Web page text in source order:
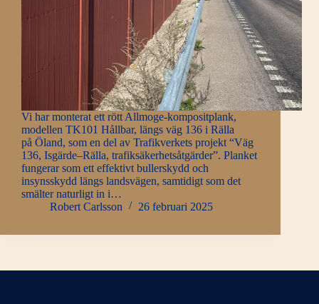
Vi har monterat ett rött Allmoge-kompositplank,
modellen TK101 Hållbar, längs väg 136 i Rälla
på Öland, som en del av Trafikverkets projekt “Väg
136, Isgärde–Rälla, trafiksäkerhetsåtgärder”. Planket
fungerar som ett effektivt bullerskydd och
insynsskydd längs landsvägen, samtidigt som det
smälter naturligt in i…
Robert Carlsson
26 februari 2025